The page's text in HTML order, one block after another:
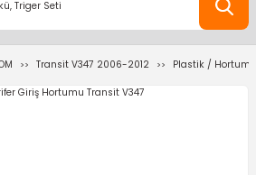
Transit V347 2006-2012 Plastik / Hortum